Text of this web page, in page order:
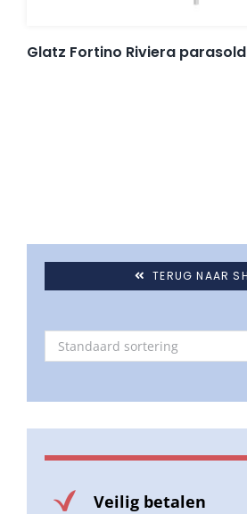
Glatz Fortino Riviera
TERUG NAAR
Veilig betalen